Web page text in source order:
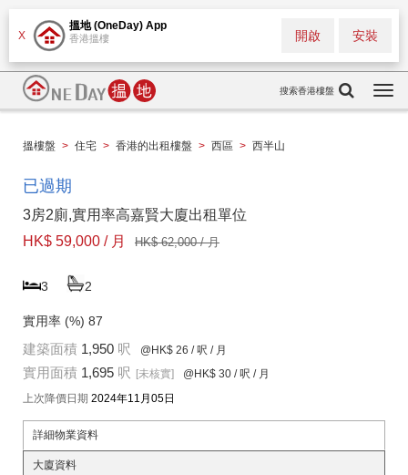
X
搵地 (OneDay) App
香港搵樓 安裝
開啟
搜索香港樓盤
搵樓盤 > 住宅 > 香港的出租樓盤 > 西區 > 西半山
已過期
3房2廁,實用率高嘉賢大廈出租單位
HK$ 59,000 / 月
HK$ 62,000 / 月
3 2
實用率 (%) 87
建築面積 1,950 呎 @HK$ 26 / 呎 / 月
實用面積 1,695 呎 [未核實] @HK$ 30 / 呎 / 月
上次降價日期 2024年11月05日
詳細物業資料
大廈資料